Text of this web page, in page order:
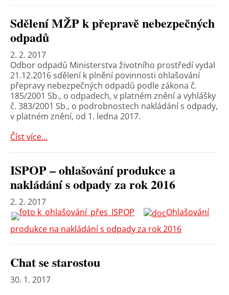
Sdělení MŽP k přepravě nebezpečných
odpadů
2. 2. 2017
Odbor odpadů Ministerstva životního prostředí vydal
21.12.2016 sdělení k plnění povinnosti ohlašování
přepravy nebezpečných odpadů podle zákona č.
185/2001 Sb., o odpadech, v platném znění a vyhlášky
č. 383/2001 Sb., o podrobnostech nakládání s odpady,
v platném znění, od 1. ledna 2017.
Číst více...
ISPOP – ohlašování produkce a
nakládání s odpady za rok 2016
2. 2. 2017
Ohlašování
produkce na nakládání s odpady za rok 2016
Chat se starostou
30. 1. 2017